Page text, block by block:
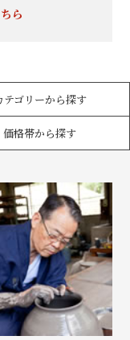
ら
テゴリーから探す
価格帯から探す